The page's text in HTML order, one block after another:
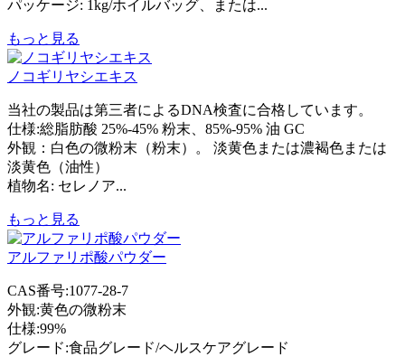
パッケージ: 1kg/ホイルバッグ、または...
もっと見る
ノコギリヤシエキス
当社の製品は第三者によるDNA検査に合格しています。
仕様:総脂肪酸 25%-45% 粉末、85%-95% 油 GC
外観：白色の微粉末（粉末）。 淡黄色または濃褐色または
淡黄色（油性）
植物名: セレノア...
もっと見る
アルファリポ酸パウダー
CAS番号:1077-28-7
外観:黄色の微粉末
仕様:99%
グレード:食品グレード/ヘルスケアグレード